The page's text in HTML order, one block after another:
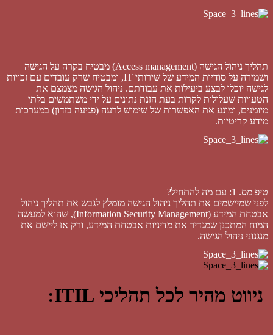
תהליך ניהול הגישה (Access management) מבטיח בקרה על הגישה
ושמירה על סודיות המידע של שירותי IT, ומבטיח שרק עובדים עם זכויות
לגישה יוכלו לבצע ביעילות את עבודתם. ניהול הגישה מצמצם את
הטעויות שעלולות לקרות בעת הזנת נתונים על ידי משתמשים בלתי
מיומנים, ומונע את האפשרות של שימוש לרעה (פגיעה בזדון) במערכות
מידע קריטיות.
טיפ מס. 1: עם מה להתחיל?
לפני שמיישמים את תהליך ניהול הגישה מומלץ לגבש את תהליך ניהול
אבטחת המידע (Information Security Management), שהוא למעשה
המוח המתכנן שמגדיר את מדיניות אבטחת המידע, ורק אז ליישם את
מנגנוני ניהול הגישה.
ניווט מהיר לכל תהליכי ITIL: